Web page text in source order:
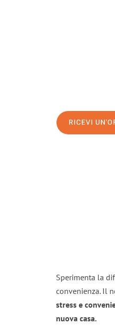
RICEVI
Sperimenta la
convenienza. Il
stress e
nuova casa.